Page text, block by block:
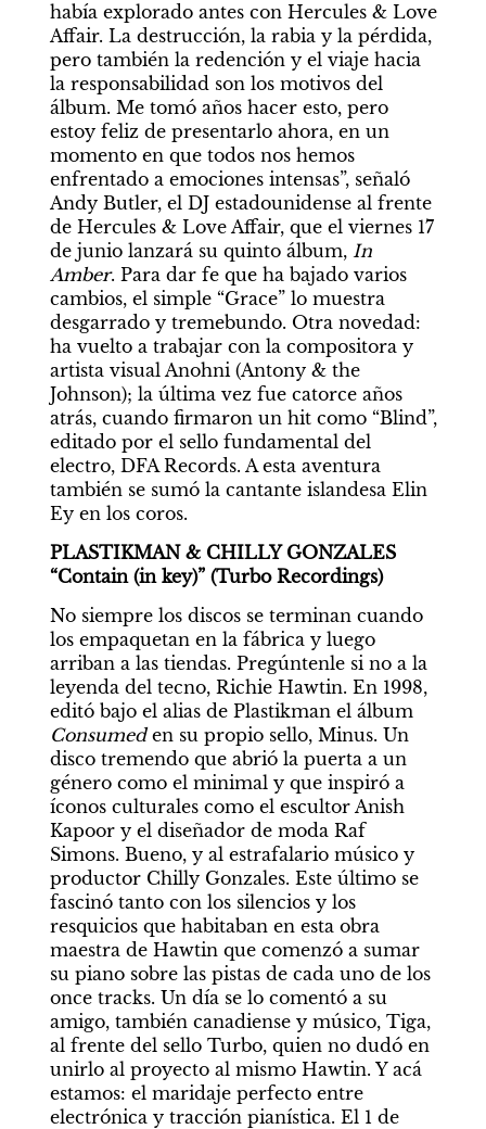
había explorado antes con Hercules & Love
Affair. La destrucción, la rabia y la pérdida,
pero también la redención y el viaje hacia
la responsabilidad son los motivos del
álbum. Me tomó años hacer esto, pero
estoy feliz de presentarlo ahora, en un
momento en que todos nos hemos
enfrentado a emociones intensas”, señaló
Andy Butler, el DJ estadounidense al frente
de Hercules & Love Affair, que el viernes 17
de junio lanzará su quinto álbum, In
Amber. Para dar fe que ha bajado varios
cambios, el simple “Grace” lo muestra
desgarrado y tremebundo. Otra novedad:
ha vuelto a trabajar con la compositora y
artista visual Anohni (Antony & the
Johnson); la última vez fue catorce años
atrás, cuando firmaron un hit como “Blind”,
editado por el sello fundamental del
electro, DFA Records. A esta aventura
también se sumó la cantante islandesa Elin
Ey en los coros.
PLASTIKMAN & CHILLY GONZALES
“Contain (in key)” (Turbo Recordings)
No siempre los discos se terminan cuando
los empaquetan en la fábrica y luego
arriban a las tiendas. Pregúntenle si no a la
leyenda del tecno, Richie Hawtin. En 1998,
editó bajo el alias de Plastikman el álbum
Consumed en su propio sello, Minus. Un
disco tremendo que abrió la puerta a un
género como el minimal y que inspiró a
íconos culturales como el escultor Anish
Kapoor y el diseñador de moda Raf
Simons. Bueno, y al estrafalario músico y
productor Chilly Gonzales. Este último se
fascinó tanto con los silencios y los
resquicios que habitaban en esta obra
maestra de Hawtin que comenzó a sumar
su piano sobre las pistas de cada uno de los
once tracks. Un día se lo comentó a su
amigo, también canadiense y músico, Tiga,
al frente del sello Turbo, quien no dudó en
unirlo al proyecto al mismo Hawtin. Y acá
estamos: el maridaje perfecto entre
electrónica y tracción pianística. El 1 de